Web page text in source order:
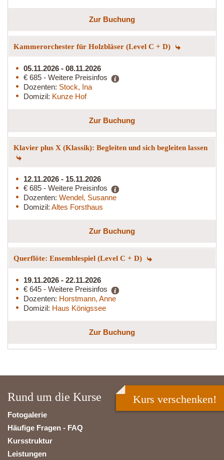
Zur Buchung
Kammerorchester für Holzbläser (Level C + D)
05.11.2026 - 08.11.2026
€ 685 - Weitere Preisinfos
Dozenten: Stock, Ina
Domizil: Kunze Hof
Zur Buchung
Klavier plus X (Klassik): Begleiten und sich begleiten lassen
12.11.2026 - 15.11.2026
€ 685 - Weitere Preisinfos
Dozenten: Wendel, Susanne
Domizil: Altes Forsthaus
Zur Buchung
Querflöte: Ensemblespiel (Level C + D)
19.11.2026 - 22.11.2026
€ 645 - Weitere Preisinfos
Dozenten: Horstmann, Anne
Domizil: Haus Königssee
Zur Buchung
Rund um die Kurse
Fotogalerie
Häufige Fragen - FAQ
Kursstruktur
Leistungen
Kurs verschenken!